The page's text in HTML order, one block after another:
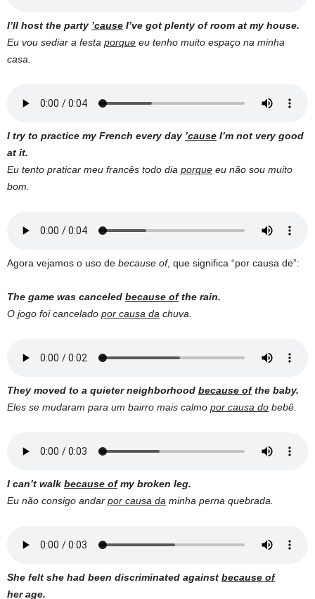
I’ll host the party ’cause I’ve got plenty of room at my house.
Eu vou sediar a festa porque eu tenho muito espaço na minha
casa.
I try to practice my French every day ’cause I’m not very good
at it.
Eu tento praticar meu francês todo dia porque eu não sou muito
bom.
Agora vejamos o uso de because of, que significa “por causa de”:
The game was canceled because ofthe rain.
O jogo foi cancelado por causa da chuva.
They moved to a quieter neighborhood because ofthe baby.
Eles se mudaram para um bairro mais calmo por causa do bebê.
I can’t walk because ofmy broken leg.
Eu não consigo andar por causa da minha perna quebrada.
She felt she had been discriminated against because of
her age.